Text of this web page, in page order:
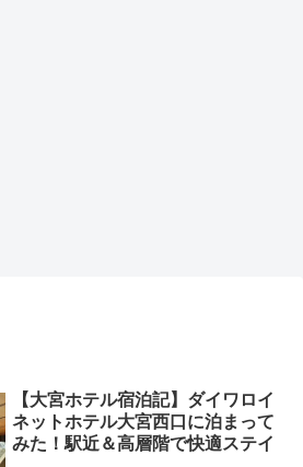
【大宮ホテル宿泊記】ダイワロイ
ネットホテル大宮西口に泊まって
みた！駅近＆高層階で快適ステイ